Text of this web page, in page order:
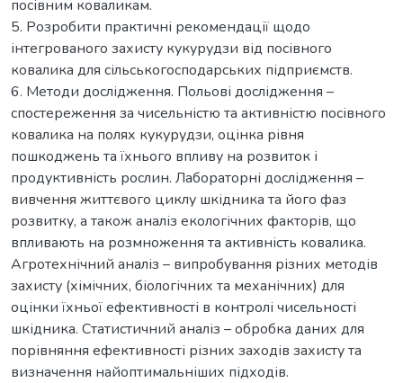
посівним коваликам.
5. Розробити практичні рекомендації щодо
інтегрованого захисту кукурудзи від посівного
ковалика для сільськогосподарських підприємств.
6. Методи дослідження. Польові дослідження –
спостереження за чисельністю та активністю посівного
ковалика на полях кукурудзи, оцінка рівня
пошкоджень та їхнього впливу на розвиток і
продуктивність рослин. Лабораторні дослідження –
вивчення життєвого циклу шкідника та його фаз
розвитку, а також аналіз екологічних факторів, що
впливають на розмноження та активність ковалика.
Агротехнічний аналіз – випробування різних методів
захисту (хімічних, біологічних та механічних) для
оцінки їхньої ефективності в контролі чисельності
шкідника. Статистичний аналіз – обробка даних для
порівняння ефективності різних заходів захисту та
визначення найоптимальніших підходів.